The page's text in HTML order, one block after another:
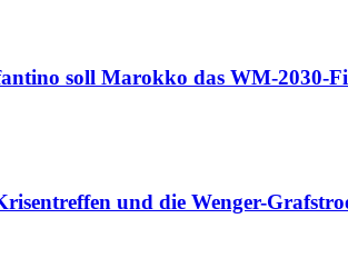
soll Marokko das WM-2030-
und die Wenger-